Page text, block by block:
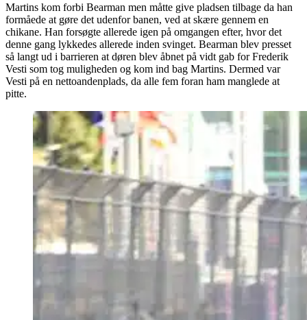
Martins kom forbi Bearman men måtte give pladsen tilbage da han
formåede at gøre det udenfor banen, ved at skære gennem en
chikane. Han forsøgte allerede igen på omgangen efter, hvor det
denne gang lykkedes allerede inden svinget. Bearman blev presset
så langt ud i barrieren at døren blev åbnet på vidt gab for Frederik
Vesti som tog muligheden og kom ind bag Martins. Dermed var
Vesti på en nettoandenplads, da alle fem foran ham manglede at
pitte.